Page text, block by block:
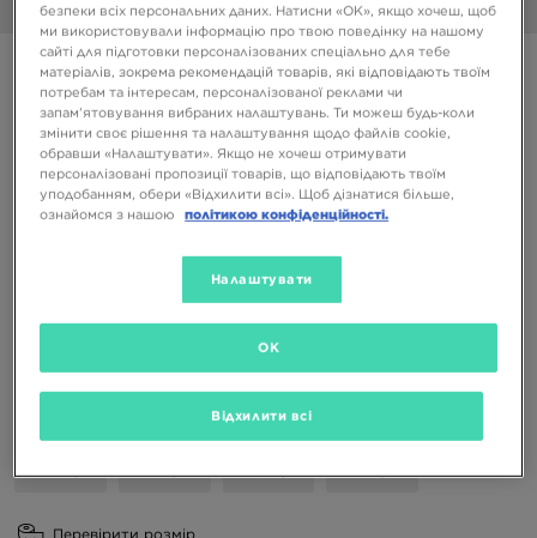
ONLY AT JD
NIKE AIR MAX 90
3599 ГРН
42,5
44,5 45 45,5 46
Перевірити розмір
безпеки всіх персональних даних. Натисни «OK», якщо хочеш, щоб
ми використовували інформацію про твою поведінку на нашому
сайті для підготовки персоналізованих спеціально для тебе
матеріалів, зокрема рекомендацій товарів, які відповідають твоїм
потребам та інтересам, персоналізованої реклами чи
запам’ятовування вибраних налаштувань. Ти можеш будь-коли
змінити своє рішення та налаштування щодо файлів cookie,
обравши «Налаштувати». Якщо не хочеш отримувати
персоналізовані пропозиції товарів, що відповідають твоїм
уподобанням, обери «Відхилити всі». Щоб дізнатися більше,
ознайомся з нашою
політикою конфіденційності.
Налаштувати
Відхилити всі
OK